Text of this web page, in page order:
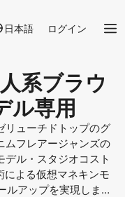
日本語 ログイン
系ブラウ
ル専用
リューチドトップのグ
ムフレアージャンズの
ル・スタジオコスト
よる仮想マネキンモ
ルアップを実現しま